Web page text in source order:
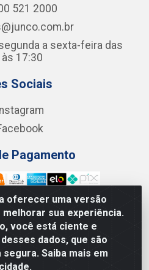
oferecer uma versão
sua experiência.
você está ciente e
dados, que são
Saiba mais em
521 2000
a sexta-feira das
às 17:30
Sociais
Instagram
Pagamento
Ltda - R. Lineu Anterino
Uberlândia - MG CEP
66.312.653/0001-14